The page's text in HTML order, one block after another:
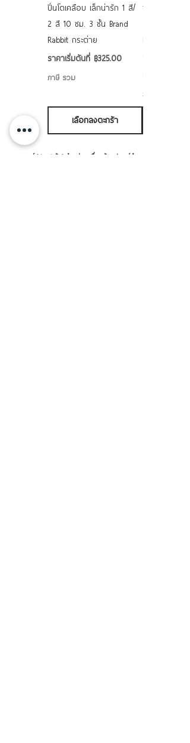
ปิ่นโตเคลือบ เล็กน่ารัก 1 สี/
2 สี 10 ซม. 3 ชั้น Brand
Rabbit กระต่าย
ราคาเริ่มต้นที่ ฿325.00
ราคาขายลด
ภาษี รวม
เลือกลงตะกร้า
ชามเคลือบ
ภาษี รวม
แบรนด์ "ชอบชะมัด" จำหน่ายเครื่องครัว อุปกรณ์ทำอาหาร